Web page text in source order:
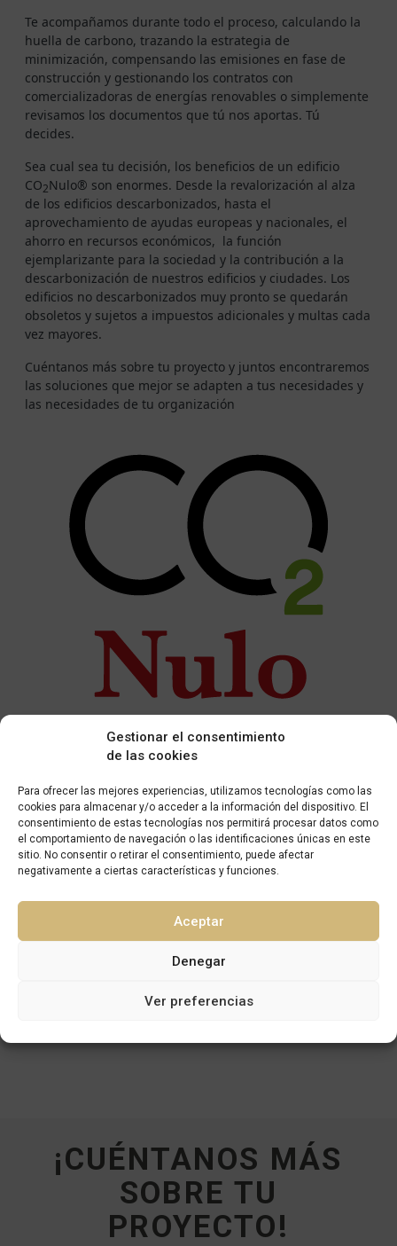
Gestionar el consentimiento
de las cookies
Para ofrecer las mejores experiencias, utilizamos tecnologías como las
cookies para almacenar y/o acceder a la información del dispositivo. El
consentimiento de estas tecnologías nos permitirá procesar datos como
el comportamiento de navegación o las identificaciones únicas en este
sitio. No consentir o retirar el consentimiento, puede afectar
negativamente a ciertas características y funciones.
Aceptar
Denegar
Ver preferencias
Te acompañamos durante todo el proceso, calculando la
huella de carbono, trazando la estrategia de
minimización, compensando las emisiones en fase de
construcción y gestionando los contratos con
comercializadoras de energías renovables o simplemente
revisamos los documentos que tú nos aportas. Tú
decides.
Sea cual sea tu decisión, los beneficios de un edificio
CO2Nulo® son enormes. Desde la revalorización al alza
de los edificios descarbonizados, hasta el
aprovechamiento de ayudas europeas y nacionales, el
ahorro en recursos económicos, la función
ejemplarizante para la sociedad y la contribución a la
descarbonización de nuestros edificios y ciudades. Los
edificios no descarbonizados muy pronto se quedarán
obsoletos y sujetos a impuestos adicionales y multas cada
vez mayores.
Cuéntanos más sobre tu proyecto y juntos encontraremos
las soluciones que mejor se adapten a tus necesidades y
las necesidades de tu organización
Este nivel de certificación está diseñado para edificios que
situ, además, calculan y reducen un10%8 su huella de
carbono embebida, compensando la huella embebida
resultante.
Asimismo, deberán alcanzar lacalificación energética A
para edificios de nueva construcción o
edificios rehabilitados.
También realizar la instalación de
comercializadora de origen renovable durante su etapa
¡CUÉNTANOS MÁS
SOBRE TU
PROYECTO!